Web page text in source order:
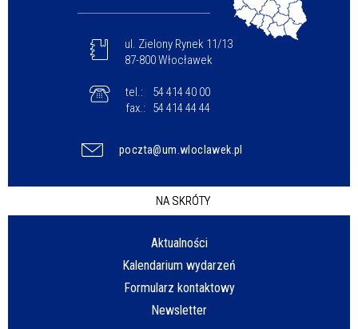
ul. Zielony Rynek 11/13
87-800 Włocławek
tel.:
54 414 40 00
fax.:
54 414 44 44
poczta@um.wloclawek.pl
NA SKRÓTY
Aktualności
Kalendarium wydarzeń
Formularz kontaktowy
Newsletter